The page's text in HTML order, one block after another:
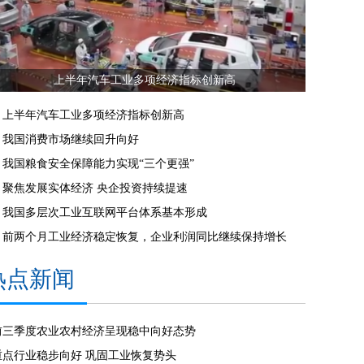
上半年汽车工业多项经济指标创新高
上半年汽车工业多项经济指标创新高
我国消费市场继续回升向好
我国粮食安全保障能力实现“三个更强”
聚焦发展实体经济 央企投资持续提速
我国多层次工业互联网平台体系基本形成
前两个月工业经济稳定恢复，企业利润同比继续保持增长
点新闻
三季度农业农村经济呈现稳中向好态势
点行业稳步向好 巩固工业恢复势头